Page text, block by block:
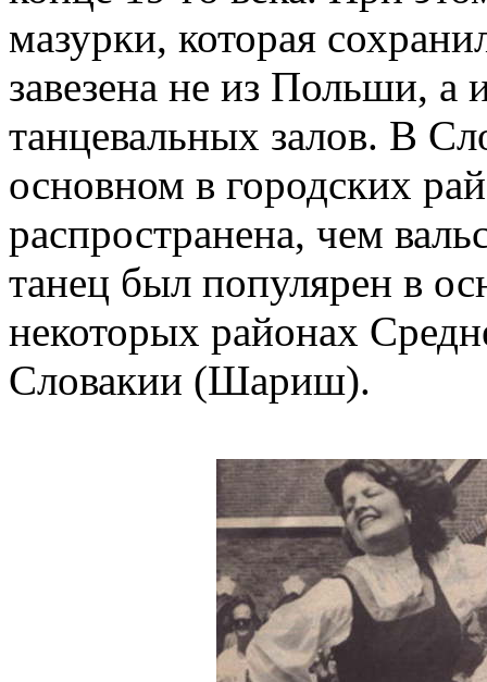
мазурки, которая
завезена не из Польши, а
танцевальных залов. В
основном в городских
распространена, чем
танец был популярен в
некоторых районах
Словакии (Шариш).